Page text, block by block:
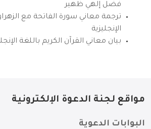
فضل إلهي ظهير
ترجمة معاني سورة الفاتحة مع
الإنجليزية
بيان معاني القرآن الكريم باللغة
مواقع لجنة الدعوة الإلكترونية
البوابات الدعوية